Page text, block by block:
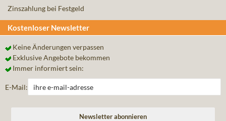
Zinszahlung bei Festgeld
Kostenloser Newsletter
Keine Änderungen verpassen
Exklusive Angebote bekommen
Immer informiert sein:
E-Mail: